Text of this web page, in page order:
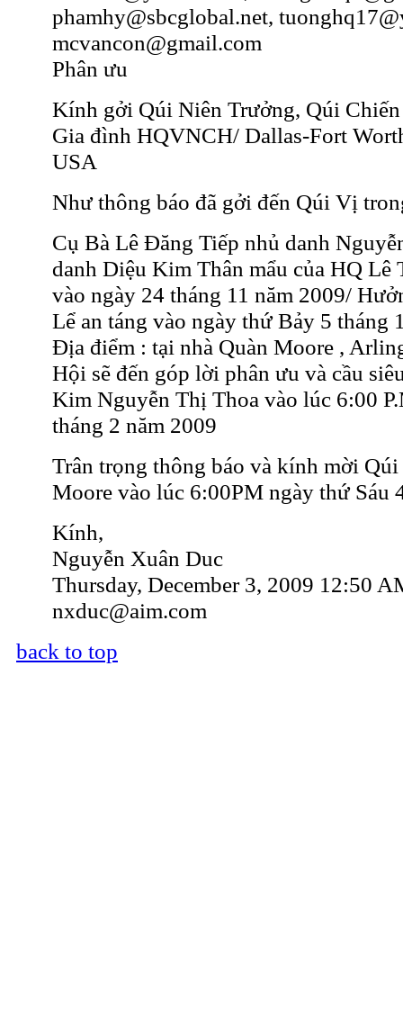
phamhy@sbcglobal.net,
mcvancon@gmail.com
Phân ưu
Kính gởi Qúi Niên Trưởng, Qúi
Gia đình HQVNCH/ Dallas-Fort
USA
Như thông báo đã gởi đến Qúi Vị
Cụ Bà Lê Đăng Tiếp nhủ danh
danh Diệu Kim Thân mẩu của HQ Lê
vào ngày 24 tháng 11 năm 2009/
Lể an táng vào ngày thứ Bảy 5 tháng
Địa điểm : tại nhà Quàn Moore ,
Hội sẽ đến góp lời phân ưu và cầu
Kim Nguyễn Thị Thoa vào lúc 6:00
tháng 2 năm 2009
Trân trọng thông báo và kính mời
Moore vào lúc 6:00PM ngày thứ Sáu
Kính,
Nguyễn Xuân Duc
Thursday, December 3, 2009 12:50
nxduc@aim.com
back to top